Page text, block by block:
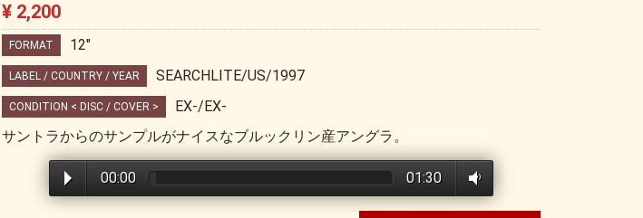
¥ 2,200
FORMAT 12"
LABEL / COUNTRY / YEAR SEARCHLITE/US/1997
CONDITION < DISC / COVER >
EX-/EX-
サントラからのサンプルがナイスなブルックリン産アングラ。
00:00 01:30